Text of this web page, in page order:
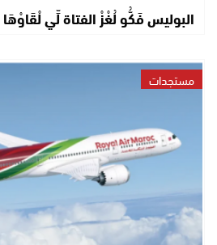
البوليس فَكُّو لُغْزْ الفتاة لِّي
مستجدات